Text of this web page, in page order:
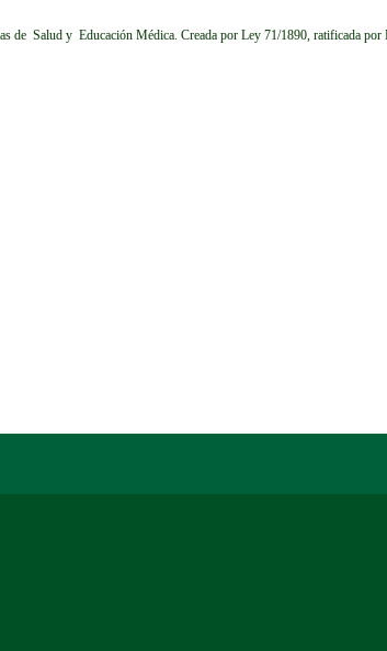
de Salud y Educación Médica. Creada por Ley 71/1890, ratificada